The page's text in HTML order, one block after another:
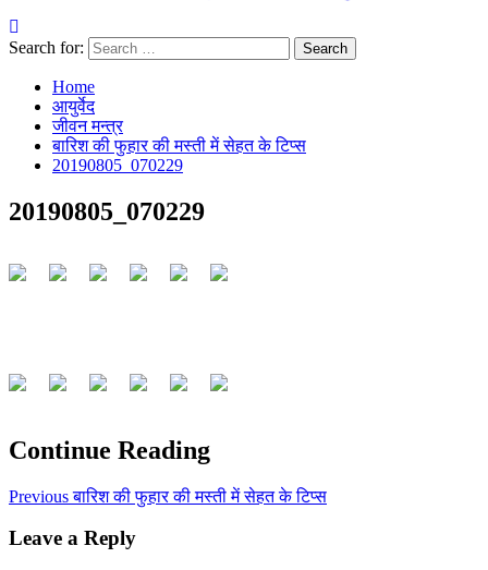
Search for:
Home
आयुर्वेद
जीवन मन्त्र
बारिश की फुहार की मस्ती में सेहत के टिप्स
20190805_070229
20190805_070229
Continue Reading
Previousबारिश की फुहार की मस्ती में सेहत के टिप्स
Leave a Reply